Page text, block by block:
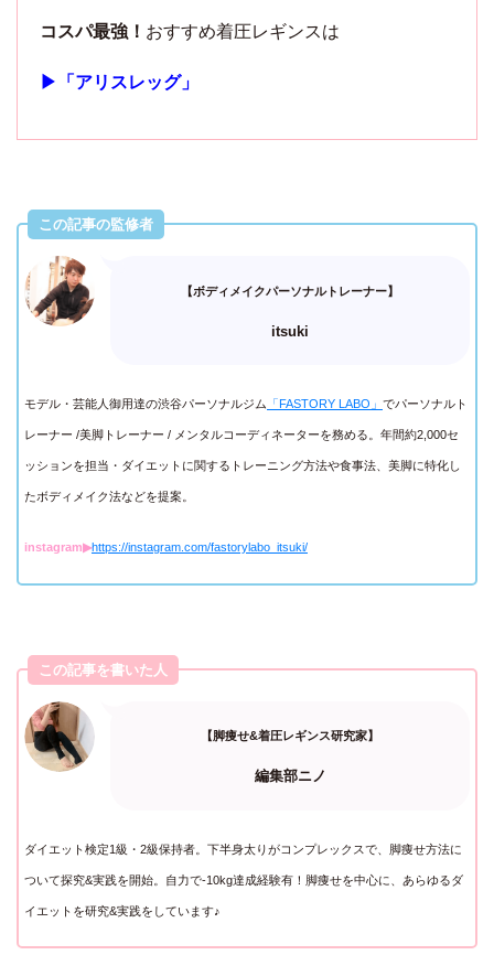
コスパ最強！ おすすめ着圧レギンスは
▶︎「アリスレッグ」
この記事の監修者
【ボディメイクパーソナルトレーナー】
itsuki
モデル・芸能人御用達の渋谷パーソナルジム 「FASTORY LABO」 でパーソナルト
レーナー /美脚トレーナー / メンタルコーディネーターを務める。年間約2,000セ
ッションを担当・ダイエットに関するトレーニング方法や食事法、美脚に特化し
たボディメイク法などを提案。
instagram▶︎https://instagram.com/fastorylabo_itsuki/
この記事を書いた人
【脚痩せ&着圧レギンス研究家】
編集部ニノ
ダイエット検定1級・2級保持者。下半身太りがコンプレックスで、脚痩せ方法に
ついて探究&実践を開始。自力で-10kg達成経験有！脚痩せを中心に、あらゆるダ
イエットを研究&実践をしています♪